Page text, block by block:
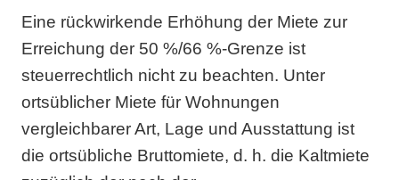
Eine rückwirkende Erhöhung der Miete zur
Erreichung der 50 %/66 %-Grenze ist
steuerrechtlich nicht zu beachten. Unter
ortsüblicher Miete für Wohnungen
vergleichbarer Art, Lage und Ausstattung ist
die ortsübliche Bruttomiete, d. h. die Kaltmiete